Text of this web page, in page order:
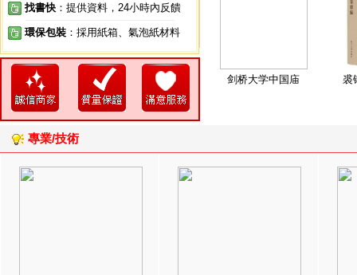
找書快 ：提供資料，24小時內反饋
環保包裝 ：採用紙箱、氣泡紙材料
剑桥大学中国庙 裘
專業/技術